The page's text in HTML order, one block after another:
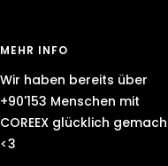
MEHR INFO
Wir haben bereits über
+90'153 Menschen mit
COREEX glücklich
<3